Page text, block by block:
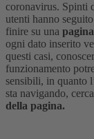
coronavirus. Spinti
utenti hanno
finire su una
ogni dato inserito
questi casi,
funzionamento
sensibili, in quanto
sta navigando,
della pagina.